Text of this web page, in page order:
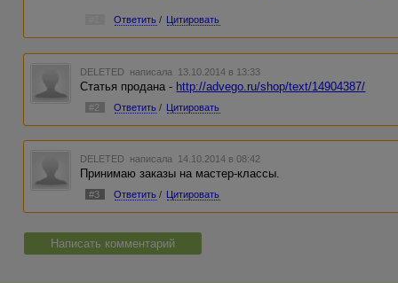
Ответить / Цитировать
DELETED написала 13.10.2014 в 13:33
Статья продана - http://advego.ru/shop/text/14904387/
#2 Ответить / Цитировать
DELETED написала 14.10.2014 в 08:42
Принимаю заказы на мастер-классы.
#3 Ответить / Цитировать
Написать комментарий